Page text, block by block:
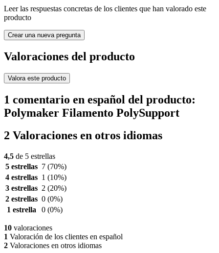
Leer las respuestas concretas de los clientes que han valorado este
producto
Crear una nueva pregunta
Valoraciones del producto
Valora este producto
1 comentario en español del producto:
Polymaker Filamento PolySupport
2 Valoraciones en otros idiomas
4,5 de 5 estrellas
5 estrellas 7 (70%)
4 estrellas 1 (10%)
3 estrellas 2 (20%)
2 estrellas 0 (0%)
1 estrella
0 (0%)
10 valoraciones
1 Valoración de los clientes en español
2 Valoraciones en otros idiomas